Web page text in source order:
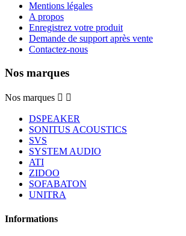
Mentions légales
A propos
Enregistrez votre produit
Demande de support après vente
Contactez-nous
Nos marques
Nos marques  
DSPEAKER
SONITUS ACOUSTICS
SVS
SYSTEM AUDIO
ATI
ZIDOO
SOFABATON
UNITRA
Informations